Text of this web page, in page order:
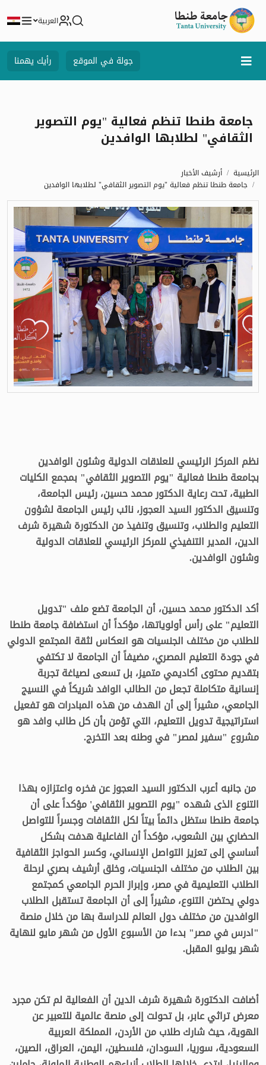
العربية
جولة في الموقع رأيك يهمنا
جامعة طنطا تنظم فعالية "يوم التصوير
الثقافي" لطلابها الوافدين
الرئيسية
أرشيف الأخبار
جامعة طنطا تنظم فعالية "يوم التصوير الثقافي" لطلابها الوافدين
نظم المركز الرئيسي للعلاقات الدولية وشئون الوافدين
بجامعة طنطا فعالية "يوم التصوير الثقافي" بمجمع الكليات
الطبية، تحت رعاية الدكتور محمد حسين، رئيس الجامعة،
وتنسيق الدكتور السيد العجوز، نائب رئيس الجامعة لشؤون
التعليم والطلاب، وتنسيق وتنفيذ من الدكتورة شهيرة شرف
الدين، المدير التنفيذي للمركز الرئيسي للعلاقات الدولية
وشئون الوافدين.
أكد الدكتور محمد حسين، أن الجامعة تضع ملف "تدويل
التعليم" على رأس أولوياتها، مؤكداً أن استضافة جامعة طنطا
للطلاب من مختلف الجنسيات هو انعكاس لثقة المجتمع الدولي
في جودة التعليم المصري، مضيفاً أن الجامعة لا تكتفي
بتقديم محتوى أكاديمي متميز، بل تسعى لصياغة تجربة
إنسانية متكاملة تجعل من الطالب الوافد شريكاً في النسيج
الجامعي، مشيراً إلى أن الهدف من هذه المبادرات هو تفعيل
استراتيجية تدويل التعليم، التي تؤمن بأن كل طالب وافد هو
مشروع "سفير لمصر" في وطنه بعد التخرج.
من جانبه أعرب الدكتور السيد العجوز عن فخره واعتزازه بهذا
التنوع الذى شهده "يوم التصوير الثقافي' مؤكداً على أن
جامعة طنطا ستظل دائماً بيتاً لكل الثقافات وجسراً للتواصل
الحضاري بين الشعوب، مؤكداً أن الفاعلية هدفت بشكل
أساسي إلى تعزيز التواصل الإنساني، وكسر الحواجز الثقافية
بين الطلاب من مختلف الجنسيات، وخلق أرشيف بصري لرحلة
الطلاب التعليمية في مصر، وإبراز الحرم الجامعي كمجتمع
دولي يحتضن التنوع، مشيراً إلى أن الجامعة تستقبل الطلاب
الوافدين من مختلف دول العالم للدراسة بها من خلال منصة
"ادرس في مصر" بدءا من الأسبوع الأول من شهر مايو لنهاية
شهر يوليو المقبل.
أضافت الدكتورة شهيرة شرف الدين أن الفعالية لم تكن مجرد
معرض تراثي عابر، بل تحولت إلى منصة عالمية للتعبير عن
الهوية، حيث شارك طلاب من الأردن، المملكة العربية
السعودية، سوريا، السودان، فلسطين، اليمن، العراق، الصين،